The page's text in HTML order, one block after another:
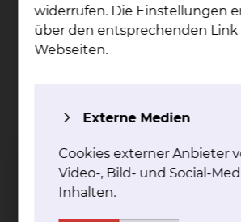
Gesundheits- und
Gesundheits- und
Kinderkrankenpfleger/innen
Notfallsanitäter/innen
Operationstechnische
Operationstechnische
Anästhesietechnische
widerrufen. Die Einstellungen
über den entsprechenden Link
Webseiten.
Externe Medien
Cookies externer Anbieter
Video-, Bild- und Social-
Inhalten.